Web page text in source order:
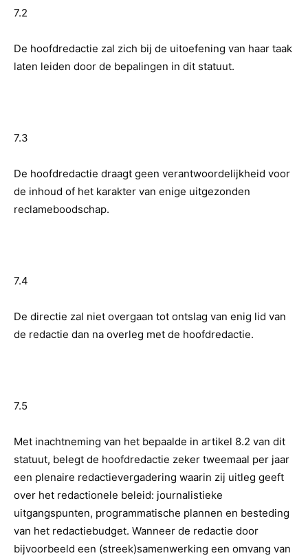
7.2
De hoofdredactie zal zich bij de uitoefening van haar taak
laten leiden door de bepalingen in dit statuut.
7.3
De hoofdredactie draagt geen verantwoordelijkheid voor
de inhoud of het karakter van enige uitgezonden
reclameboodschap.
7.4
De directie zal niet overgaan tot ontslag van enig lid van
de redactie dan na overleg met de hoofdredactie.
7.5
Met inachtneming van het bepaalde in artikel 8.2 van dit
statuut, belegt de hoofdredactie zeker tweemaal per jaar
een plenaire redactievergadering waarin zij uitleg geeft
over het redactionele beleid: journalistieke
uitgangspunten, programmatische plannen en besteding
van het redactiebudget. Wanneer de redactie door
bijvoorbeeld een (streek)samenwerking een omvang van